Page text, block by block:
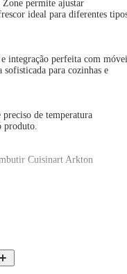
Zone permite ajustar
ideal para diferentes
integração perfeita com
sofisticada para cozinhas e
de temperatura
produto.
Cuisinart Arkton